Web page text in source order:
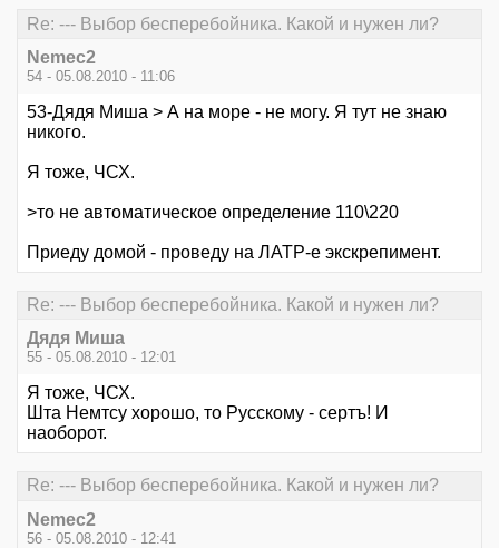
Re: --- Выбор бесперебойника. Какой и нужен ли?
Nemec2
54 - 05.08.2010 - 11:06
53-Дядя Миша > А на море - не могу. Я тут не знаю
никого.
Я тоже, ЧСХ.
>то не автоматическое определение 110\220
Приеду домой - проведу на ЛАТР-е экскрепимент.
Re: --- Выбор бесперебойника. Какой и нужен ли?
Дядя Миша
55 - 05.08.2010 - 12:01
Я тоже, ЧСХ.
Шта Немтсу хорошо, то Русскому - сертъ! И
наоборот.
Re: --- Выбор бесперебойника. Какой и нужен ли?
Nemec2
56 - 05.08.2010 - 12:41